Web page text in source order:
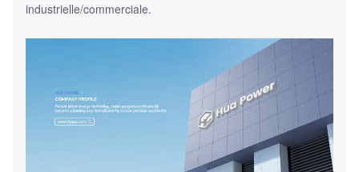
industrielle/commerciale.